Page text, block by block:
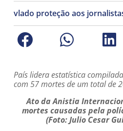
vlado proteção aos
País lidera estatística
com 57 mortes de um total de
Ato da Anistia
mortes causadas pela
(Foto:Julio Cesar